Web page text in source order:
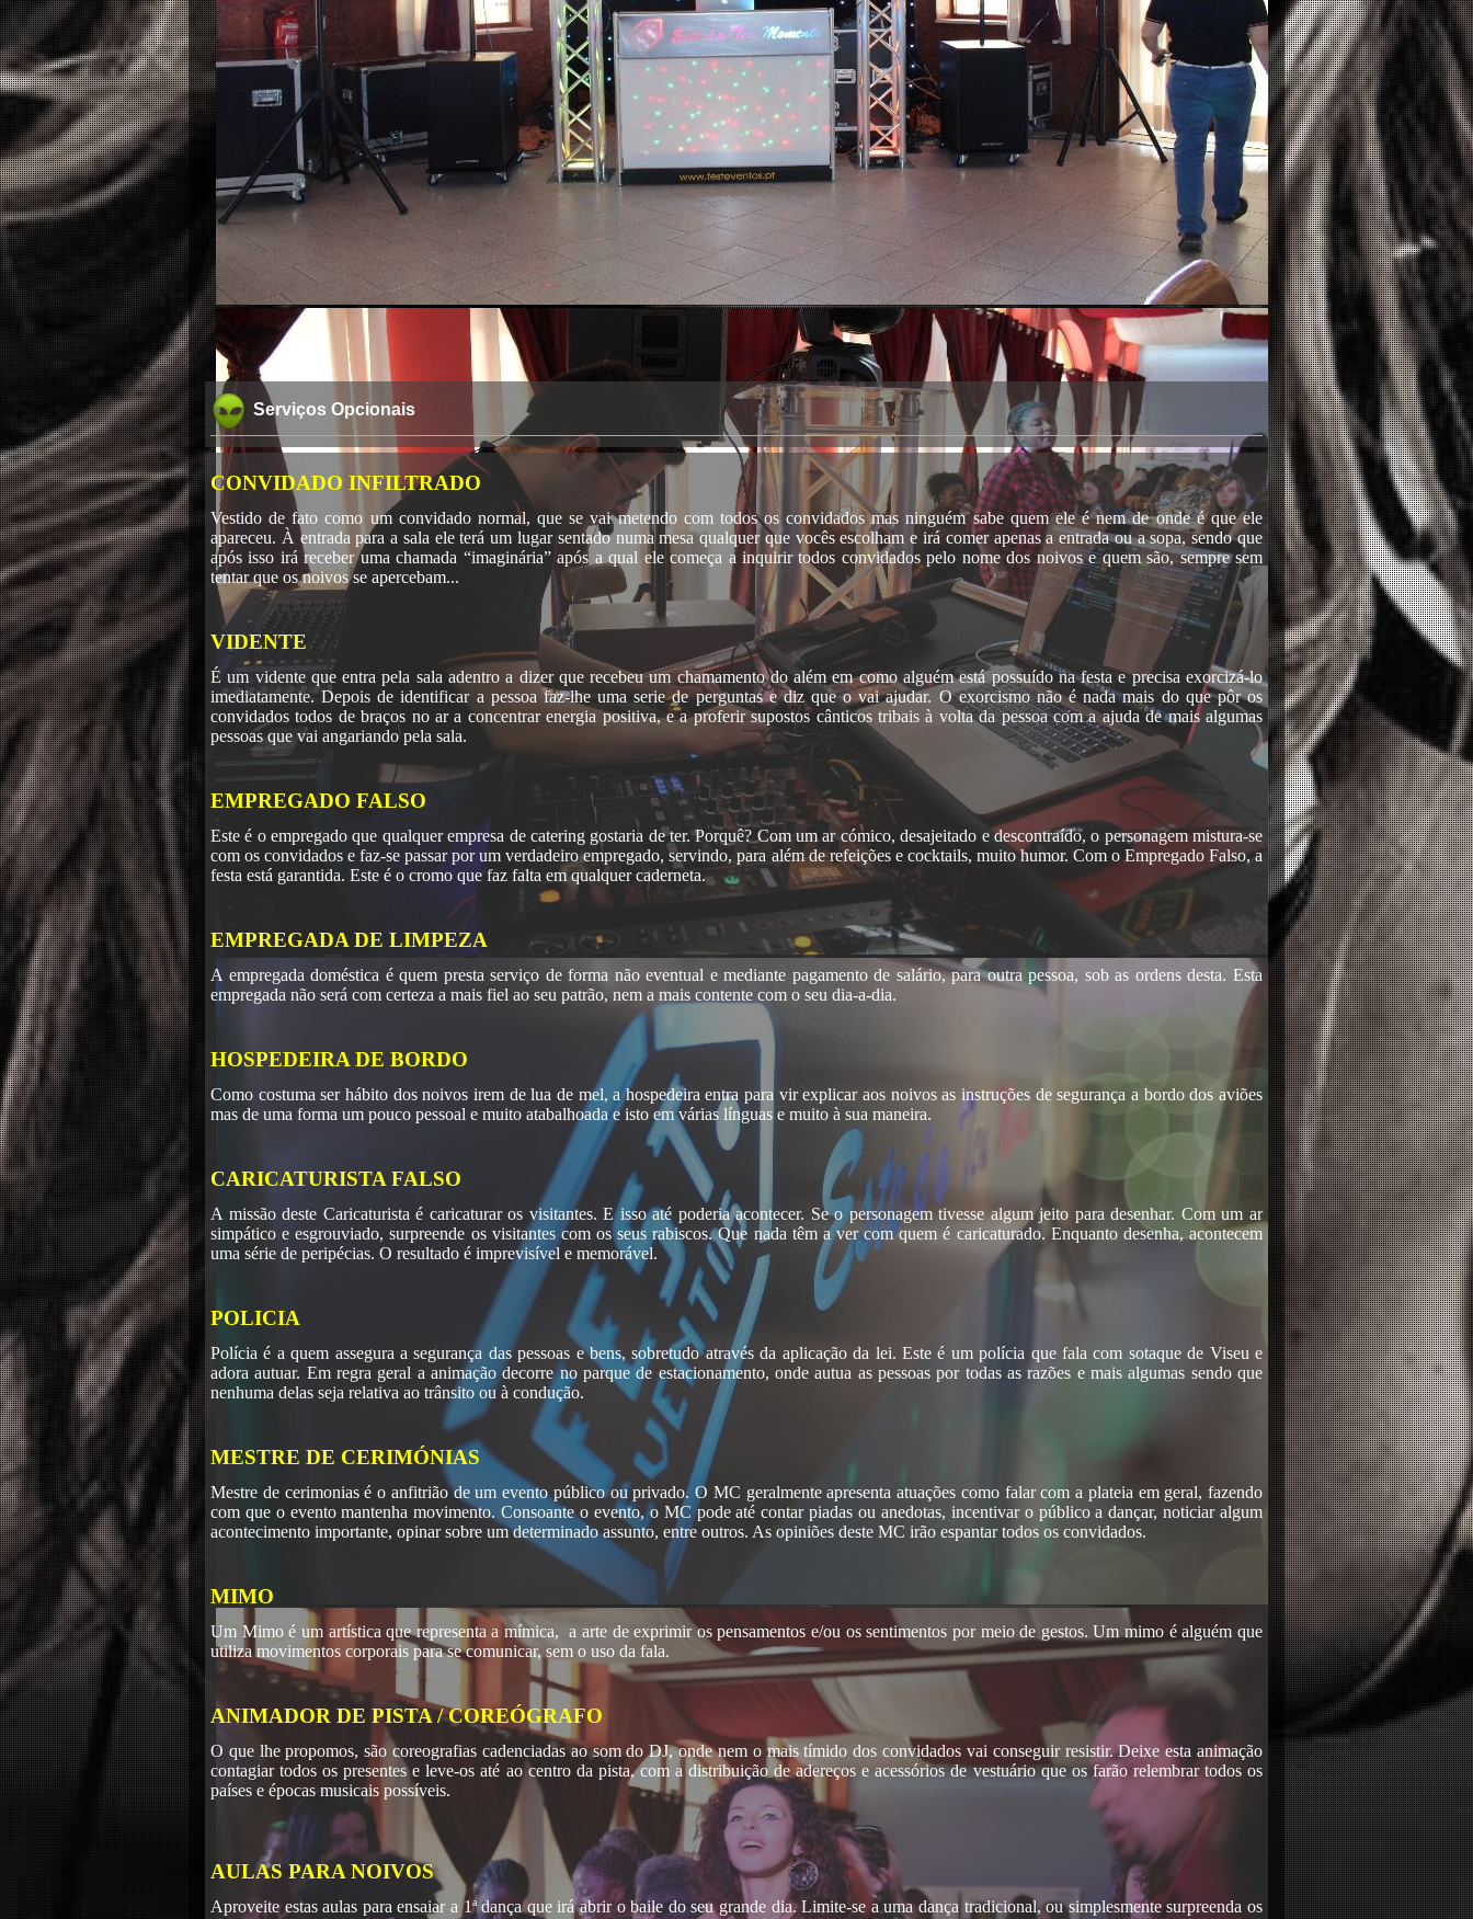
Serviços Opcionais
CONVIDADO INFILTRADO
Vestido de fato como um convidado normal, que se vai metendo com todos os convidados mas ninguém sabe quem ele é nem de onde é que ele
apareceu. À entrada para a sala ele terá um lugar sentado numa mesa qualquer que vocês escolham e irá comer apenas a entrada ou a sopa, sendo que
após isso irá receber uma chamada “imaginária” após a qual ele começa a inquirir todos convidados pelo nome dos noivos e quem são, sempre sem
tentar que os noivos se apercebam...
VIDENTE
É um vidente que entra pela sala adentro a dizer que recebeu um chamamento do além em como alguém está possuído na festa e precisa exorcizá-lo
imediatamente. Depois de identificar a pessoa faz-lhe uma serie de perguntas e diz que o vai ajudar. O exorcismo não é nada mais do que pôr os
convidados todos de braços no ar a concentrar energia positiva, e a proferir supostos cânticos tribais à volta da pessoa com a ajuda de mais algumas
pessoas que vai angariando pela sala.
EMPREGADO FALSO
Este é o empregado que qualquer empresa de catering gostaria de ter. Porquê? Com um ar cómico, desajeitado e descontraído, o personagem mistura-se
com os convidados e faz-se passar por um verdadeiro empregado, servindo, para além de refeições e cocktails, muito humor. Com o Empregado Falso, a
festa está garantida. Este é o cromo que faz falta em qualquer caderneta.
EMPREGADA DE LIMPEZA
A empregada doméstica é quem presta serviço de forma não eventual e mediante pagamento de salário, para outra pessoa, sob as ordens desta. Esta
empregada não será com certeza a mais fiel ao seu patrão, nem a mais contente com o seu dia-a-dia.
HOSPEDEIRA DE BORDO
Como costuma ser hábito dos noivos irem de lua de mel, a hospedeira entra para vir explicar aos noivos as instruções de segurança a bordo dos aviões
mas de uma forma um pouco pessoal e muito atabalhoada e isto em várias línguas e muito à sua maneira.
CARICATURISTA FALSO
A missão deste Caricaturista é caricaturar os visitantes. E isso até poderia acontecer. Se o personagem tivesse algum jeito para desenhar. Com um ar
simpático e esgrouviado, surpreende os visitantes com os seus rabiscos. Que nada têm a ver com quem é caricaturado. Enquanto desenha, acontecem
uma série de peripécias. O resultado é imprevisível e memorável.
POLICIA
Polícia é a quem assegura a segurança das pessoas e bens, sobretudo através da aplicação da lei. Este é um polícia que fala com sotaque de Viseu e
adora autuar. Em regra geral a animação decorre no parque de estacionamento, onde autua as pessoaspor todas as razões e mais algumas sendo que
nenhuma delas seja relativa ao trânsito ou à condução.
MESTRE DE CERIMÓNIAS
Mestre de cerimonias é o anfitrião de um evento público ou privado. O MC geralmente apresenta atuações como falar com a plateia em geral, fazendo
com que o evento mantenha movimento. Consoante o evento, o MC pode até contar piadas ou anedotas, incentivar o público a dançar, noticiar algum
acontecimento importante, opinar sobre um determinado assunto, entre outros. As opiniões deste MC irão espantar todos os convidados.
MIMO
Um Mimo é um artística que representa a mímica, a arte de exprimir os pensamentos e/ou os sentimentos por meio de gestos. Um mimo é alguém que
utiliza movimentos corporais para se comunicar, sem o uso da fala.
ANIMADOR DE PISTA / COREÓGRAFO
O que lhe propomos, são coreografias cadenciadas ao som do DJ, onde nem o mais tímido dos convidados vai conseguir resistir. Deixe esta animação
contagiar todos os presentes e leve-os até ao centro da pista, com a distribuição de adereços e acessórios de vestuário que os farão relembrar todos os
países e épocas musicais possíveis.
AULAS PARA NOIVOS
Aproveite estas aulas para ensaiar a 1ª dança que irá abrir o baile do seu grande dia. Limite-se a uma dança tradicional, ou simplesmente surpreenda os